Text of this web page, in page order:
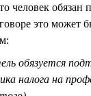
человек обязан
это может
обязуется
налога на